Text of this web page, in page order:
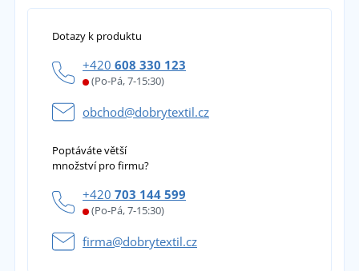
Dotazy k produktu
+420 608 330 123
(Po-Pá, 7-15:30)
obchod@dobrytextil.cz
Poptáváte větší
množství pro firmu?
+420 703 144 599
(Po-Pá, 7-15:30)
firma@dobrytextil.cz